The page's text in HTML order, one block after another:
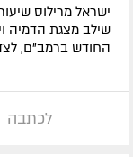
ישראל מרילוס
שילב מצגת הדמיה
החודש ברמב"ם,
לכתבה